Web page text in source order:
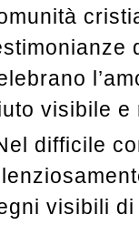
visibile e
difficile
visibili